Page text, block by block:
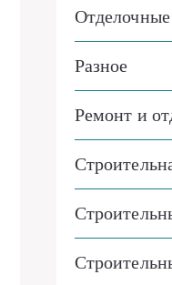
Разное
Ремонт и